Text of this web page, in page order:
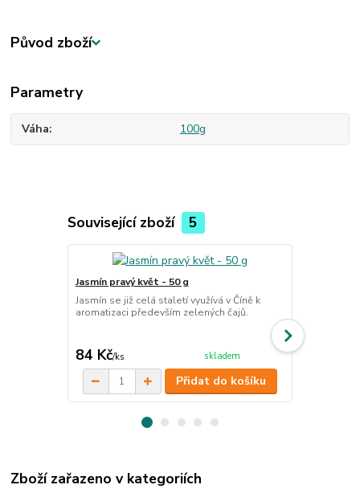
Původ zboží
Parametry
Váha 100g
Související zboží 5
Jasmín pravý květ - 50 g
Jasmín se již celá staletí využívá v Číně k
aromatizaci především zelených čajů.
84 Kč/ks skladem
Přidat do košíku
svou chuť.
cena od
Zboží zařazeno v kategoriích